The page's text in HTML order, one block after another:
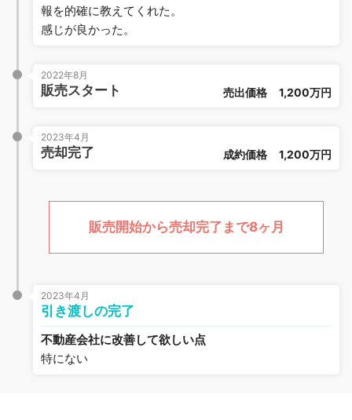
報を的確に教えてくれた。
感じが良かった。
2022年8月
販売スタート 売出価格 1,200万円
2023年4月
売却完了 成約価格 1,200万円
販売開始から売却完了まで8ヶ月
2023年4月
引き渡しの完了
不動産会社に改善して欲しい点
特にない